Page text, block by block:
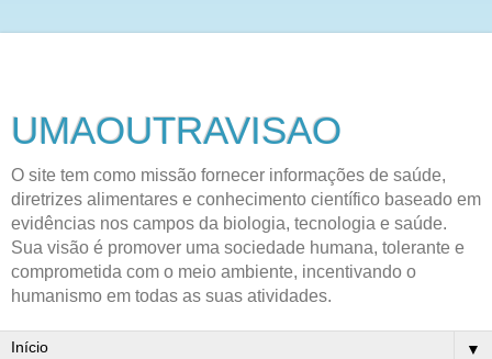
UMAOUTRAVISAO
O site tem como missão fornecer informações de saúde,
diretrizes alimentares e conhecimento científico baseado em
evidências nos campos da biologia, tecnologia e saúde.
Sua visão é promover uma sociedade humana, tolerante e
comprometida com o meio ambiente, incentivando o
humanismo em todas as suas atividades.
▼